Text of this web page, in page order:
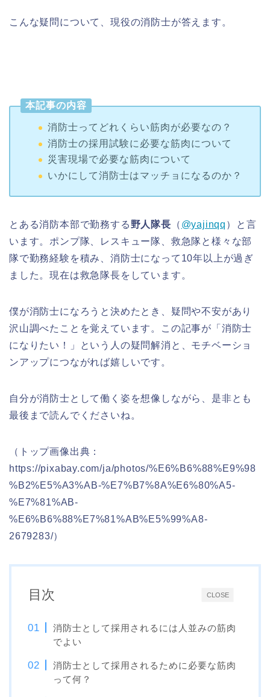
こんな疑問について、現役の消防士が答えます。
本記事の内容
消防士ってどれくらい筋肉が必要なの？
消防士の採用試験に必要な筋肉について
災害現場で必要な筋肉について
いかにして消防士はマッチョになるのか？
とある消防本部で勤務する 野人隊長 （ @yajinqq ）と言
います。ポンプ隊、レスキュー隊、救急隊と様々な部
隊で勤務経験を積み、消防士になって10年以上が過ぎ
ました。現在は救急隊長をしています。
僕が消防士になろうと決めたとき、疑問や不安があり
沢山調べたことを覚えています。この記事が「消防士
になりたい！」という人の疑問解消と、モチベーショ
ンアップにつながれば嬉しいです。
自分が消防士として働く姿を想像しながら、是非とも
最後まで読んでくださいね。
（トップ画像出典：
https://pixabay.com/ja/photos/%E6%B6%88%E9%98
%B2%E5%A3%AB-%E7%B7%8A%E6%80%A5-
%E7%81%AB-
%E6%B6%88%E7%81%AB%E5%99%A8-
2679283/）
CLOSE
目次
消防士として採用されるには人並みの筋肉
でよい
消防士として採用されるために必要な筋肉
って何？